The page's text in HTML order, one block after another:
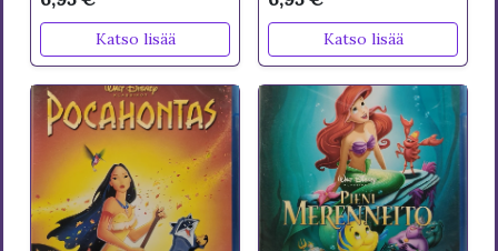
Katso lisää Katso lisää